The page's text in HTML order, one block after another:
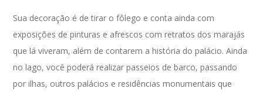
Sua decoração é de tirar o fôlego e conta ainda com
exposições de pinturas e afrescos com retratos dos marajás
que lá viveram, além de contarem a história do palácio. Ainda
no lago, você poderá realizar passeios de barco, passando
por ilhas, outros palácios e residências monumentais que